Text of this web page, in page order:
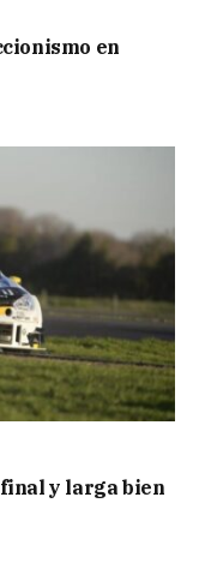
en
y larga bien